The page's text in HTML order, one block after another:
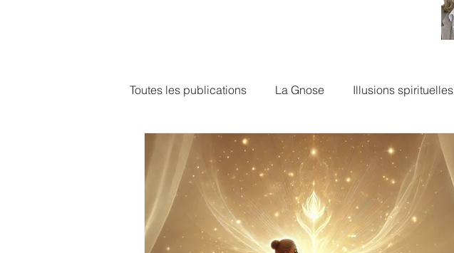
Toutes les publications La Gnose Illusions spirituelles